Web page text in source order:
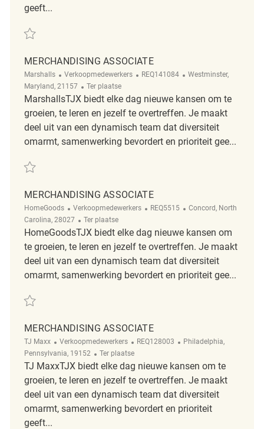
geeft...
Redden Store Merchandising Coordinator REQ124728
MERCHANDISING ASSOCIATE
Marshalls Categorie
Verkoopmedewerkers ReqId
REQ141084 Plaats
Westminster,
Maryland, 21157
Afgelegen
Ter plaatse
MarshallsTJX biedt elke dag nieuwe kansen om te
groeien, te leren en jezelf te overtreffen. Je maakt
deel uit van een dynamisch team dat diversiteit
omarmt, samenwerking bevordert en prioriteit gee...
Redden Merchandising Associate REQ141084
MERCHANDISING ASSOCIATE
HomeGoods Categorie
Verkoopmedewerkers ReqId
REQ5515 Plaats
Concord, North
Carolina, 28027
Afgelegen
Ter plaatse
HomeGoodsTJX biedt elke dag nieuwe kansen om
te groeien, te leren en jezelf te overtreffen. Je maakt
deel uit van een dynamisch team dat diversiteit
omarmt, samenwerking bevordert en prioriteit gee...
Redden merchandising associate REQ5515
MERCHANDISING ASSOCIATE
TJ Maxx Categorie
Verkoopmedewerkers ReqId
REQ128003 Plaats
Philadelphia,
Pennsylvania, 19152
Afgelegen
Ter plaatse
TJ MaxxTJX biedt elke dag nieuwe kansen om te
groeien, te leren en jezelf te overtreffen. Je maakt
deel uit van een dynamisch team dat diversiteit
omarmt, samenwerking bevordert en prioriteit
geeft...